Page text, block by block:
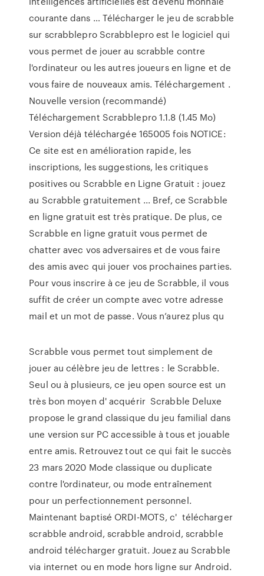
courante dans … Télécharger le jeu de scrabble
sur scrabblepro Scrabblepro est le logiciel qui
vous permet de jouer au scrabble contre
l'ordinateur ou les autres joueurs en ligne et de
vous faire de nouveaux amis. Téléchargement .
Nouvelle version (recommandé)
Téléchargement Scrabblepro 1.1.8 (1.45 Mo)
Version déjà téléchargée 165005 fois NOTICE:
Ce site est en amélioration rapide, les
inscriptions, les suggestions, les critiques
positives ou Scrabble en Ligne Gratuit : jouez
au Scrabble gratuitement ... Bref, ce Scrabble
en ligne gratuit est très pratique. De plus, ce
Scrabble en ligne gratuit vous permet de
chatter avec vos adversaires et de vous faire
des amis avec qui jouer vos prochaines parties.
Pour vous inscrire à ce jeu de Scrabble, il vous
suffit de créer un compte avec votre adresse
mail et un mot de passe. Vous n’aurez plus qu
Scrabble vous permet tout simplement de
jouer au célèbre jeu de lettres : le Scrabble.
Seul ou à plusieurs, ce jeu open source est un
très bon moyen d' acquérir Scrabble Deluxe
propose le grand classique du jeu familial dans
une version sur PC accessible à tous et jouable
entre amis. Retrouvez tout ce qui fait le succès
23 mars 2020 Mode classique ou duplicate
contre l'ordinateur, ou mode entraînement
pour un perfectionnement personnel.
Maintenant baptisé ORDI-MOTS, c' télécharger
scrabble android, scrabble android, scrabble
android télécharger gratuit. Jouez au Scrabble
via internet ou en mode hors ligne sur Android.